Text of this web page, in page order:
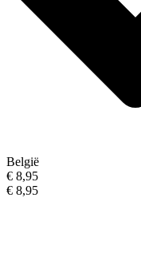
België
€ 8,95
€ 8,95